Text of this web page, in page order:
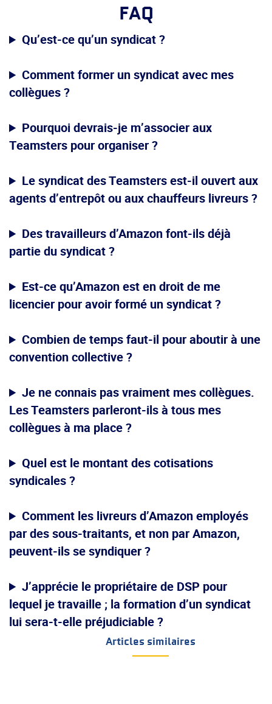
FAQ
Qu’est-ce qu’un syndicat ?
Comment former un syndicat avec mes
collègues ?
Pourquoi devrais-je m’associer aux
Teamsters pour organiser ?
Le syndicat des Teamsters est-il ouvert aux
agents d’entrepôt ou aux chauffeurs livreurs ?
Des travailleurs d’Amazon font-ils déjà
partie du syndicat ?
Est-ce qu’Amazon est en droit de me
licencier pour avoir formé un syndicat ?
Combien de temps faut-il pour aboutir à une
convention collective ?
Je ne connais pas vraiment mes collègues.
Les Teamsters parleront-ils à tous mes
collègues à ma place ?
Quel est le montant des cotisations
syndicales ?
Comment les livreurs d’Amazon employés
par des sous-traitants, et non par Amazon,
peuvent-ils se syndiquer ?
J’apprécie le propriétaire de DSP pour
lequel je travaille ; la formation d’un syndicat
lui sera-t-elle préjudiciable ?
Articles similaires